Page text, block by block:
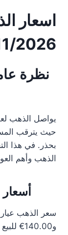
اسعار
2026
نظرة
يواصل الذهب
حيث يترقب
بحذر. في هذا
الذهب وأهم